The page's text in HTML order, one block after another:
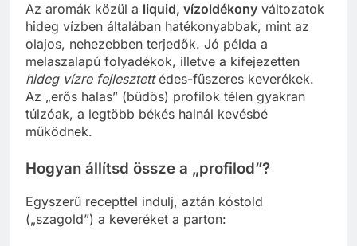
Az aromák közül a liquid, vízoldékony változatok
hideg vízben általában hatékonyabbak, mint az
olajos, nehezebben terjedők. Jó példa a
melaszalapú folyadékok, illetve a kifejezetten
hideg vízre fejlesztettédes-fűszeres keverékek.
Az „erős halas” (büdös) profilok télen gyakran
túlzóak, a legtöbb békés halnál kevésbé
működnek.
Hogyan állítsd össze a „profilod”?
Egyszerű recepttel indulj, aztán kóstold
(„szagold”) a keveréket a parton: